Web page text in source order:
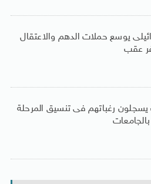
يوسع حملات الدهم والاعتقال
عقب
يسجلون رغباتهم فى تنسيق المرحلة